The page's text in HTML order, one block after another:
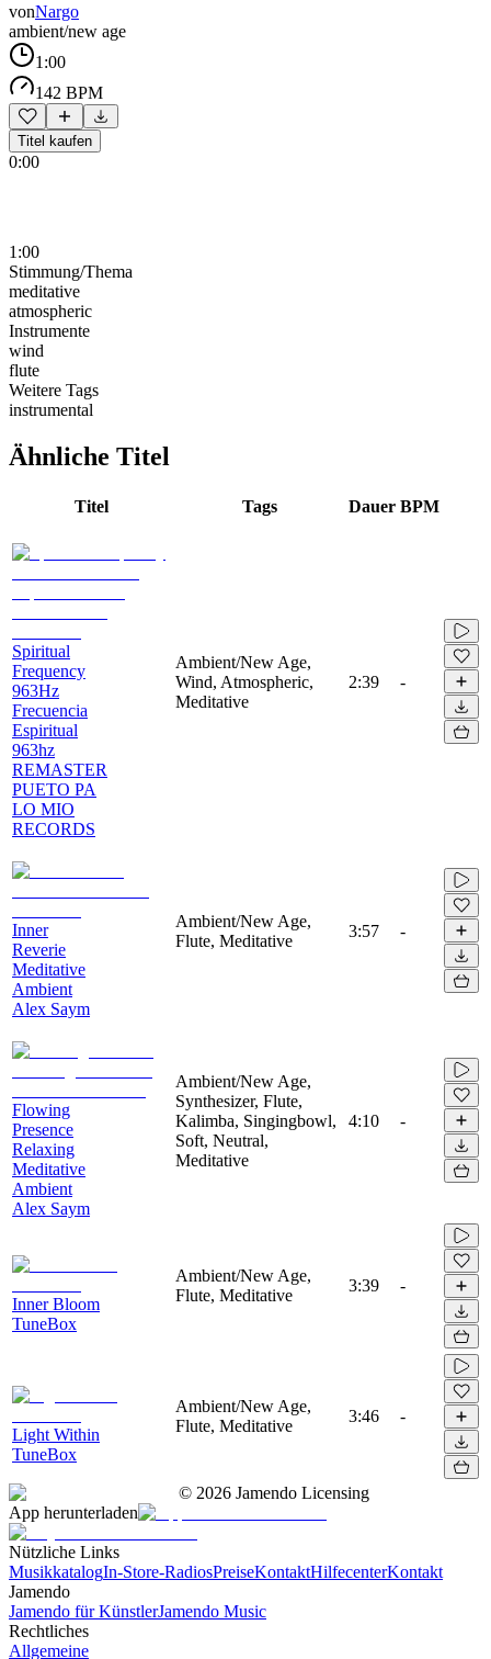
vonNargo
ambient/new age
1:00
142 BPM
Titel kaufen
0:00
1:00
Stimmung/Thema
meditative
atmospheric
Instrumente
wind
flute
Weitere Tags
instrumental
Ähnliche Titel
Titel Tags Dauer BPM
Spiritual
Frequency
963Hz
Frecuencia
Espiritual
963hz
REMASTER
PUETO PA
LO MIO
RECORDS
Ambient/New Age,
Wind, Atmospheric,
Meditative
2:39 -
Inner
Reverie
Meditative
Ambient
Alex Saym
Ambient/New Age,
Flute, Meditative
3:57 -
Flowing
Presence
Relaxing
Meditative
Ambient
Alex Saym
Ambient/New Age,
Synthesizer, Flute,
Kalimba, Singingbowl,
Soft, Neutral,
Meditative
4:10 -
Inner Bloom
TuneBox
Ambient/New Age,
Flute, Meditative
3:39 -
Light Within
TuneBox
Ambient/New Age,
Flute, Meditative
3:46 -
© 2026 Jamendo Licensing
App herunterladen
Nützliche Links
MusikkatalogIn-Store-RadiosPreiseKontaktHilfecenterKontakt
Jamendo
Jamendo für KünstlerJamendo Music
Rechtliches
Allgemeine